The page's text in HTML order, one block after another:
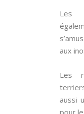
Les
aux
Les
aussi